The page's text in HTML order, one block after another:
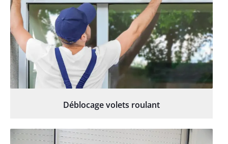
Déblocage volets roulant